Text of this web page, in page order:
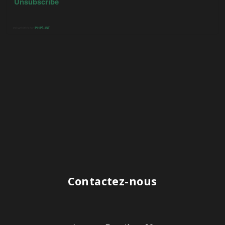
Contactez-nous